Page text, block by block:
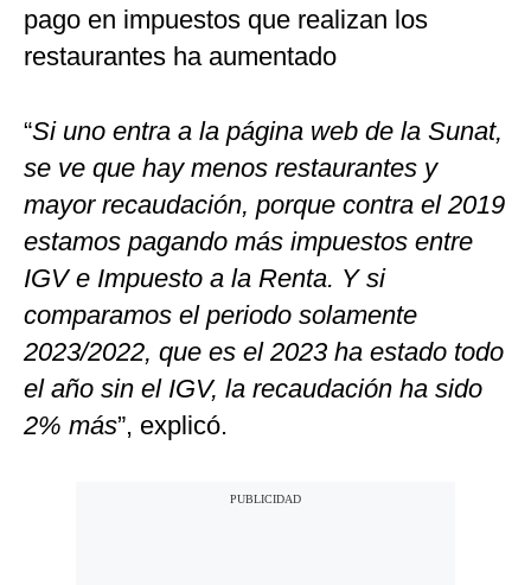
pago en impuestos que realizan los
restaurantes ha aumentado
“Si uno entra a la página web de la Sunat,
se ve que hay menos restaurantes y
mayor recaudación, porque contra el 2019
estamos pagando más impuestos entre
IGV e Impuesto a la Renta. Y si
comparamos el periodo solamente
2023/2022, que es el 2023 ha estado todo
el año sin el IGV, la recaudación ha sido
2% más”, explicó.